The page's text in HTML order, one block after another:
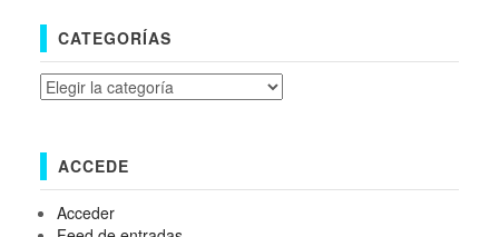
CATEGORÍAS
Categorías
ACCEDE
Acceder